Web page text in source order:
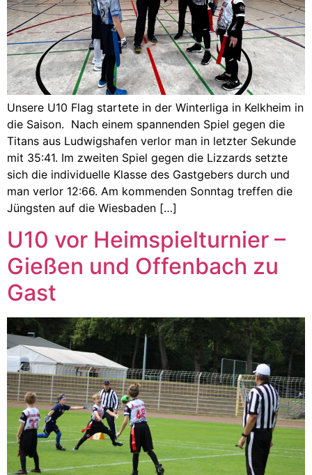
Unsere U10 Flag startete in der Winterliga in Kelkheim in
die Saison. Nach einem spannenden Spiel gegen die
Titans aus Ludwigshafen verlor man in letzter Sekunde
mit 35:41. Im zweiten Spiel gegen die Lizzards setzte
sich die individuelle Klasse des Gastgebers durch und
man verlor 12:66. Am kommenden Sonntag treffen die
Jüngsten auf die Wiesbaden […]
U10 vor Heimspielturnier –
Gießen und Offenbach zu
Gast